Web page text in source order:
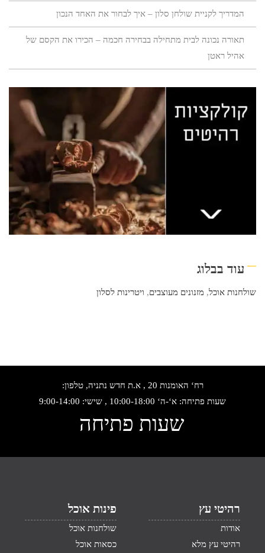
המדריך לקניית שולחן סלון – איך לבחור את האחד הנכון
תאורה נכונה לבית מתחילה בבחירה חכמה – הכירו את הקסם של
אהיל ראטן
עוד בבלוג
שולחנות אוכל, מזנונים מעוצבים, ויטרינות לסלון
רח‘ האומנות 20 , א.ת חדש נתניה, טלפון:
שעות פתיחה: א‘-ה‘ 10:00-18:00 , שישי: 9:00-14:00
שעות פתיחה
רהיטי עץ
אודות
רהיטי עץ מלא
פינות אוכל
שולחנות אוכל
כסאות אוכל